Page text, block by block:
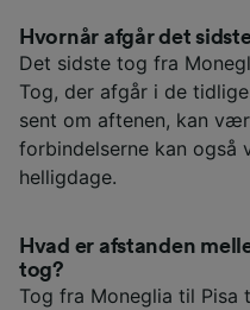
Hvornår afgår det
Det sidste tog fra
Tog, der afgår i de
sent om aftenen, kan
forbindelserne kan også
helligdage.
Hvad er afstanden
tog?
Tog fra Moneglia til